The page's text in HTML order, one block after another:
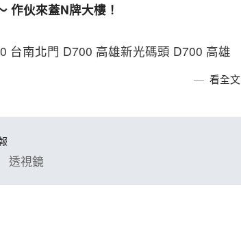
作伙來蓋N牌大樓！
台南北門 D700 高雄新光碼頭 D700 高雄
看全文
透視鏡